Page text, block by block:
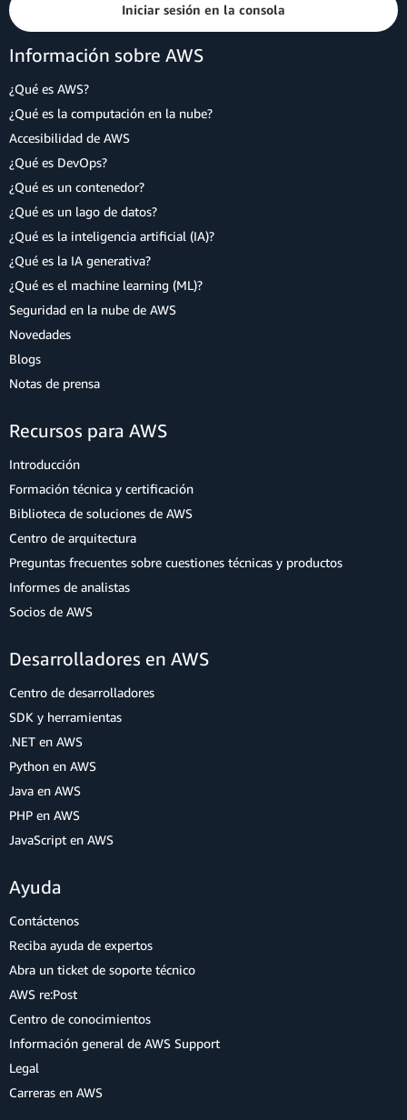
Iniciar sesión en la consola
Información sobre AWS
¿Qué es AWS?
¿Qué es la computación en la nube?
Accesibilidad de AWS
¿Qué es DevOps?
¿Qué es un contenedor?
¿Qué es un lago de datos?
¿Qué es la inteligencia artificial (IA)?
¿Qué es la IA generativa?
¿Qué es el machine learning (ML)?
Seguridad en la nube de AWS
Novedades
Blogs
Notas de prensa
Recursos para AWS
Introducción
Formación técnica y certificación
Biblioteca de soluciones de AWS
Centro de arquitectura
Preguntas frecuentes sobre cuestiones técnicas y productos
Informes de analistas
Socios de AWS
Desarrolladores en AWS
Centro de desarrolladores
SDK y herramientas
.NET en AWS
Python en AWS
Java en AWS
PHP en AWS
JavaScript en AWS
Ayuda
Contáctenos
Reciba ayuda de expertos
Abra un ticket de soporte técnico
AWS re:Post
Centro de conocimientos
Información general de AWS Support
Legal
Carreras en AWS